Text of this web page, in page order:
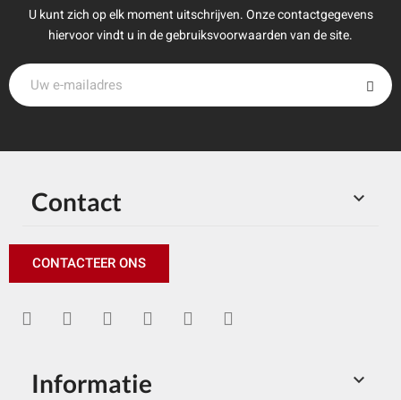
U kunt zich op elk moment uitschrijven. Onze contactgegevens
hiervoor vindt u in de gebruiksvoorwaarden van de site.

Contact
CONTACTEER ONS

Informatie